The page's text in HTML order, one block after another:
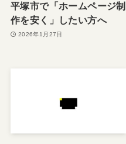
平塚市で「ホームページ制
作を安く」したい方へ
2026年1月27日